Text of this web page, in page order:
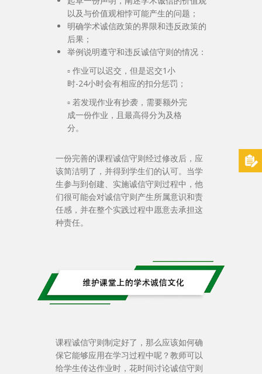
以及与价值观相悖可能产生的问题；
明确学术诚信政策的界限和违反政策的
后果；
举例说明遵守和违反诚信守则的情况：
▫ 作业可以迟交，但是迟交1小
时-24小时会有相应的扣分惩罚；
▫ 若发现作业有抄袭，需要额外完
成一份作业，且最高得分为及格
分。
一份完善的课程诚信守则经过修改后，应
该简洁明了，并得到学生们的认可。当学
生参与到创建、实施诚信守则过程中，他
们很可能会对诚信守则产生所属意识和责
任感，并在整个实践过程中愿意去承担这
种责任。
课程诚信守则制定好了，那么应该如何确
保它能够应用在学习过程中呢？教师可以
给学生传达作业时，花时间讨论诚信守则